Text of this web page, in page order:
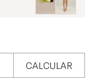
CALCULAR